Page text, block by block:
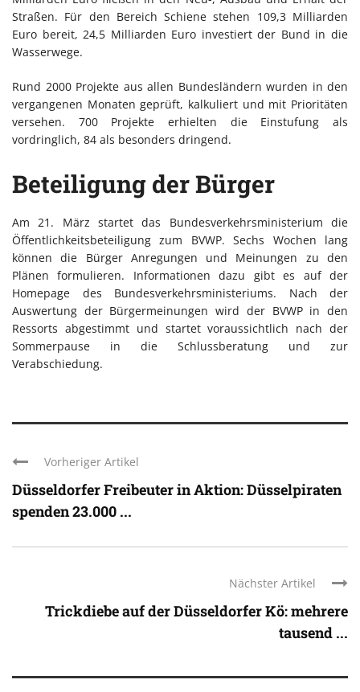
Straßen. Für den Bereich Schiene stehen 109,3 Milliarden
Euro bereit, 24,5 Milliarden Euro investiert der Bund in die
Wasserwege.
Rund 2000 Projekte aus allen Bundesländern wurden in den
vergangenen Monaten geprüft, kalkuliert und mit Prioritäten
versehen. 700 Projekte erhielten die Einstufung als
vordringlich, 84 als besonders dringend.
Beteiligung der Bürger
Am 21. März startet das Bundesverkehrsministerium die
Öffentlichkeitsbeteiligung zum BVWP. Sechs Wochen lang
können die Bürger Anregungen und Meinungen zu den
Plänen formulieren. Informationen dazu gibt es auf der
Homepage des Bundesverkehrsministeriums. Nach der
Auswertung der Bürgermeinungen wird der BVWP in den
Ressorts abgestimmt und startet voraussichtlich nach der
Sommerpause in die Schlussberatung und zur
Verabschiedung.
Vorheriger Artikel
Düsseldorfer Freibeuter in Aktion: Düsselpiraten
spenden 23.000 ...
Nächster Artikel
Trickdiebe auf der Düsseldorfer Kö: mehrere
tausend ...